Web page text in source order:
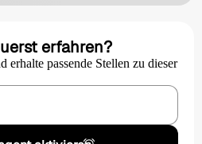
erfahren?
erhalte passende Stellen zu dieser